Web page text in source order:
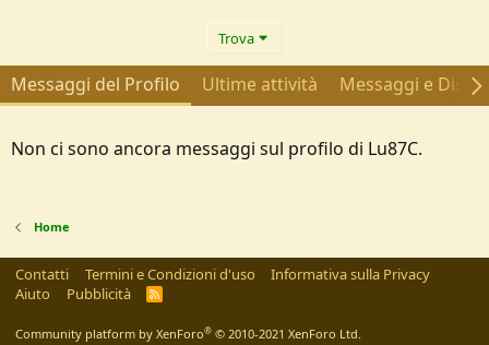
Trova
Messaggi del Profilo Ultime attività Messaggi e
Non ci sono ancora messaggi sul profilo di Lu87C.
Home
Contatti Termini e Condizioni d'uso
Informativa sulla Privacy
Aiuto
Pubblicità
R
Community platform by XenForo® © 2010-2021 XenForo Ltd.